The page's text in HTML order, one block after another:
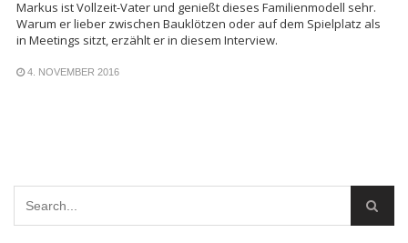
Markus ist Vollzeit-Vater und genießt dieses Familienmodell sehr.
Warum er lieber zwischen Bauklötzen oder auf dem Spielplatz als
in Meetings sitzt, erzählt er in diesem Interview.
4. NOVEMBER 2016